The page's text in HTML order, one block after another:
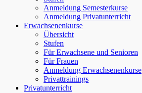
Anmeldung Semesterkurse
Anmeldung Privatunterricht
Erwachsenenkurse
Übersicht
Stufen
Für Erwachsene und Senioren
Für Frauen
Anmeldung Erwachsenenkurse
Privattrainings
Privatunterricht